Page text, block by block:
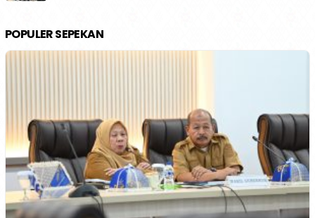
POPULER SEPEKAN